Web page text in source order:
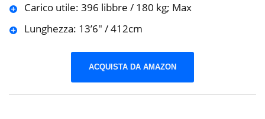
Carico utile: 396 libbre / 180 kg; Max
Lunghezza: 13’6″ / 412cm
ACQUISTA DA AMAZON